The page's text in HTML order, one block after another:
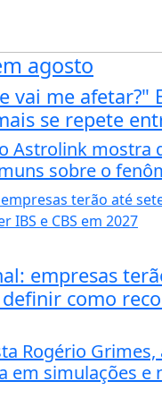
agosto
vai me afetar?"
se repete
Astrolink mostra
sobre o
empresas
como
Rogério Grimes,
em simulações e